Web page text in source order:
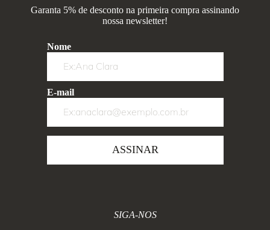
Garanta 5% de desconto na primeira compra assinando
nossa newsletter!
Nome
E-mail
ASSINAR
SIGA-NOS